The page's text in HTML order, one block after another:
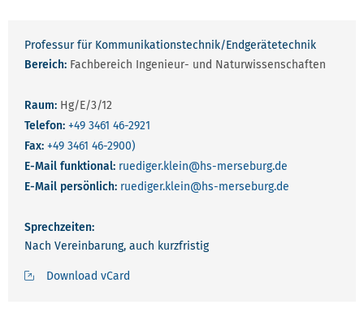
Professur für Kommunikationstechnik/Endgerätetechnik
Bereich: Fachbereich Ingenieur- und Naturwissenschaften
Raum: Hg/E/3/12
Telefon: +49 3461 46-2921
Fax: +49 3461 46-2900)
E-Mail funktional: ruediger.klein@hs-merseburg.de
E-Mail persönlich: ruediger.klein@hs-merseburg.de
Sprechzeiten:
Nach Vereinbarung, auch kurzfristig
Download vCard